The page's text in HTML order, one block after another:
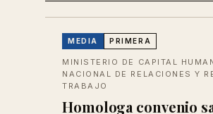
MEDIA PRIMERA
MINISTERIO DE CAPITAL
NACIONAL DE RELACIONES Y
TRABAJO
Homologa convenio